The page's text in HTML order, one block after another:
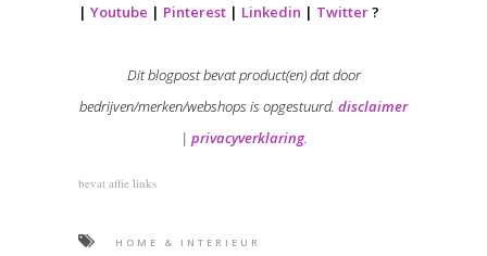
| Youtube | Pinterest| Linkedin | Twitter?
Dit blogpost bevat product(en) dat door
bedrijven/merken/webshops is opgestuurd. disclaimer
| privacyverklaring.
bevat affie links
HOME & INTERIEUR